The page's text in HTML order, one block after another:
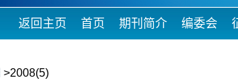
返回主页 首页 期刊简介 编委会
>2008(5)